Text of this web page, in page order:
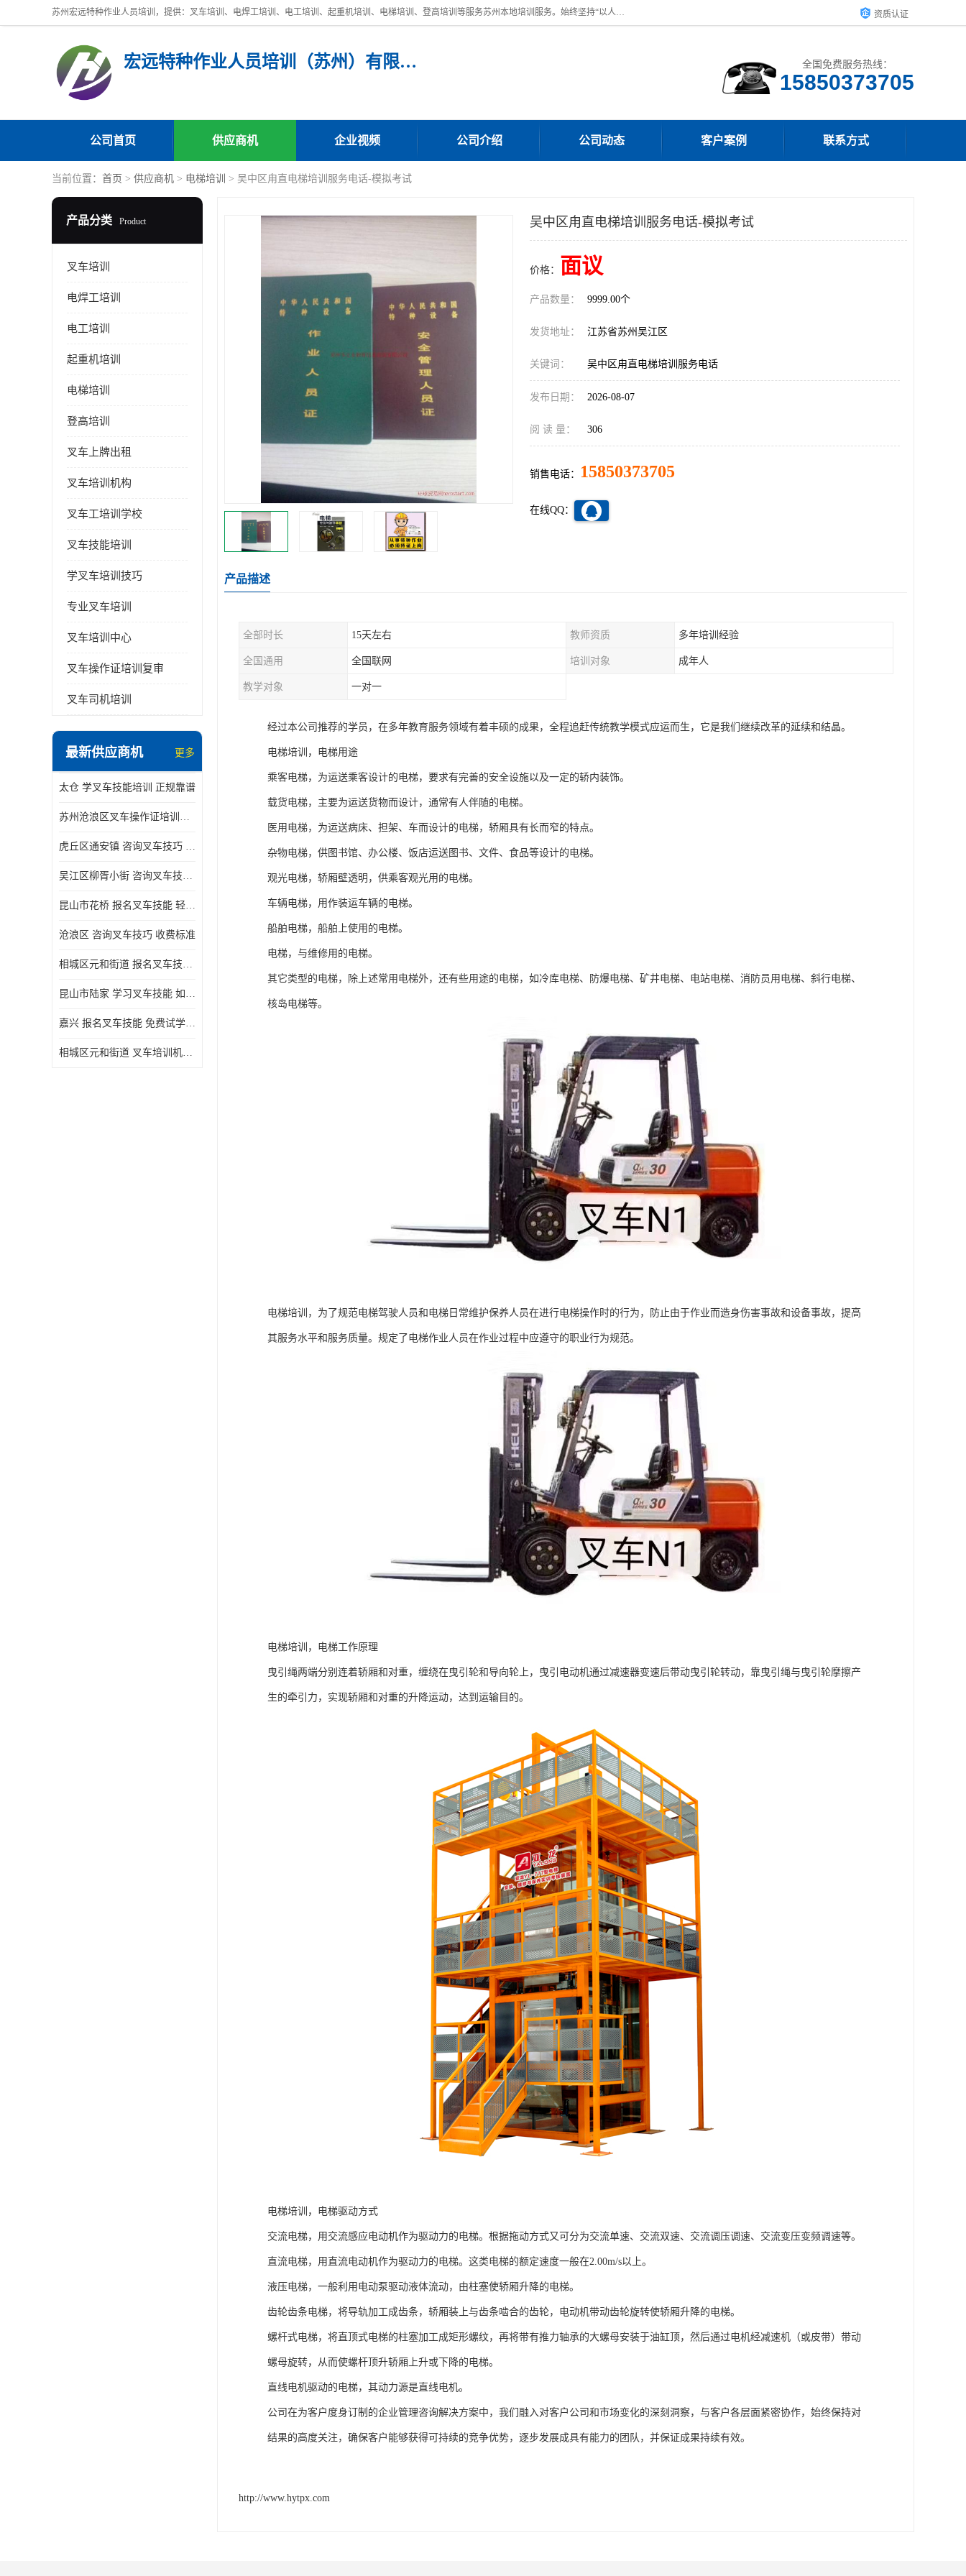
苏州宏远特种作业人员培训，提供：叉车培训、电焊工培训、电工培训、起重机培训、电梯培训、登高培训等服务苏州本地培训服务。始终坚持“以人为本，质量立校”的办学思想，以培养社会应用型人才为己任，明码收费，诚实守信，中途不收任何费用。随到随学，学会为止，一期未学会者免费再学，直到学会为止。 资质认证
宏远特种作业人员培训（苏州）有限公司 全国免费服务热线：
15850373705
公司首页 供应商机 企业视频 公司介绍 公司动态 客户案例 联系方式
当前位置： 首页 > 供应商机 > 电梯培训 > 吴中区甪直电梯培训服务电话-模拟考试
产品分类 Product
叉车培训
电焊工培训
电工培训
起重机培训
电梯培训
登高培训
叉车上牌出租
叉车培训机构
叉车工培训学校
叉车技能培训
学叉车培训技巧
专业叉车培训
叉车培训中心
叉车操作证培训复审
叉车司机培训
最新供应商机 更多
太仓 学叉车技能培训 正规靠谱
苏州沧浪区叉车操作证培训已更新科目
虎丘区通安镇 咨询叉车技巧 新政策已公布
吴江区柳胥小街 咨询叉车技巧 附近那家正规
昆山市花桥 报名叉车技能 轻松试学无压力
沧浪区 咨询叉车技巧 收费标准
相城区元和街道 报名叉车技能 没有学历怎么办
昆山市陆家 学习叉车技能 如何选择很重要
嘉兴 报名叉车技能 免费试学联系电话
相城区元和街道 叉车培训机构 如何选择很重要
吴中区甪直电梯培训服务电话-模拟考试
价格： 面议
产品数量： 9999.00个
发货地址： 江苏省苏州吴江区
关键词： 吴中区甪直电梯培训服务电话
发布日期： 2026-08-07
阅 读 量： 306
销售电话： 15850373705
在线QQ：
产品描述
全部时长 15天左右 教师资质 多年培训经验
全国通用 全国联网 培训对象 成年人
教学对象 一对一
经过本公司推荐的学员，在多年教育服务领域有着丰硕的成果，全程追赶传统教学模式应运而生，它是我们继续改革的延续和结晶。
电梯培训，电梯用途
乘客电梯，为运送乘客设计的电梯，要求有完善的安全设施以及一定的轿内装饰。
载货电梯，主要为运送货物而设计，通常有人伴随的电梯。
医用电梯，为运送病床、担架、车而设计的电梯，轿厢具有长而窄的特点。
杂物电梯，供图书馆、办公楼、饭店运送图书、文件、食品等设计的电梯。
观光电梯，轿厢壁透明，供乘客观光用的电梯。
车辆电梯，用作装运车辆的电梯。
船舶电梯，船舶上使用的电梯。
电梯，与维修用的电梯。
其它类型的电梯，除上述常用电梯外，还有些用途的电梯，如冷库电梯、防爆电梯、矿井电梯、电站电梯、消防员用电梯、斜行电梯、
核岛电梯等。
电梯培训，为了规范电梯驾驶人员和电梯日常维护保养人员在进行电梯操作时的行为，防止由于作业而造身伤害事故和设备事故，提高
其服务水平和服务质量。规定了电梯作业人员在作业过程中应遵守的职业行为规范。
电梯培训，电梯工作原理
曳引绳两端分别连着轿厢和对重，缠绕在曳引轮和导向轮上，曳引电动机通过减速器变速后带动曳引轮转动，靠曳引绳与曳引轮摩擦产
生的牵引力，实现轿厢和对重的升降运动，达到运输目的。
电梯培训，电梯驱动方式
交流电梯，用交流感应电动机作为驱动力的电梯。根据拖动方式又可分为交流单速、交流双速、交流调压调速、交流变压变频调速等。
直流电梯，用直流电动机作为驱动力的电梯。这类电梯的额定速度一般在2.00m/s以上。
液压电梯，一般利用电动泵驱动液体流动，由柱塞使轿厢升降的电梯。
齿轮齿条电梯，将导轨加工成齿条，轿厢装上与齿条啮合的齿轮，电动机带动齿轮旋转使轿厢升降的电梯。
螺杆式电梯，将直顶式电梯的柱塞加工成矩形螺纹，再将带有推力轴承的大螺母安装于油缸顶，然后通过电机经减速机（或皮带）带动
螺母旋转，从而使螺杆顶升轿厢上升或下降的电梯。
直线电机驱动的电梯，其动力源是直线电机。
公司在为客户度身订制的企业管理咨询解决方案中，我们融入对客户公司和市场变化的深刻洞察，与客户各层面紧密协作，始终保持对
结果的高度关注，确保客户能够获得可持续的竞争优势，逐步发展成具有能力的团队，并保证成果持续有效。
http://www.hytpx.com